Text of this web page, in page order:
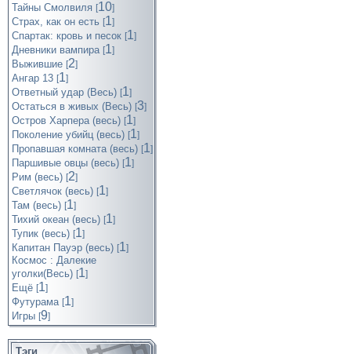
Тайны Смолвиля [10]
Страх, как он есть [1]
Спартак: кровь и песок [1]
Дневники вампира [1]
Выжившие [2]
Ангар 13 [1]
Ответный удар (Весь) [1]
Остаться в живых (Весь) [3]
Остров Харпера (весь) [1]
Поколение убийц (весь) [1]
Пропавшая комната (весь) [1]
Паршивые овцы (весь) [1]
Рим (весь) [2]
Светлячок (весь) [1]
Там (весь) [1]
Тихий океан (весь) [1]
Тупик (весь) [1]
Капитан Пауэр (весь) [1]
Космос : Далекие
уголки(Весь) [1]
Ещё [1]
Футурама [1]
Игры [9]
Тэги